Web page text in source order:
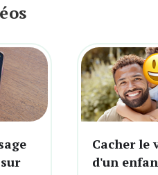
Cacher le
d'un